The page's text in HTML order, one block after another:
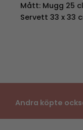
Mått: Mugg 25
Servett 33 x 33
Andra köpte